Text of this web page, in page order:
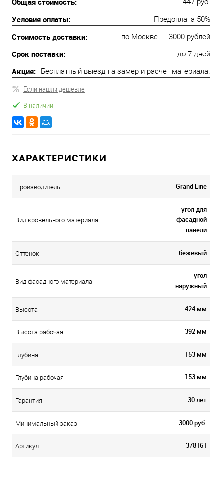
Общая стоимость: 447 руб.
Условия оплаты: Предоплата 50%
Стоимость доставки: по Москве — 3000 рублей
Срок поставки: до 7 дней
Акция: Бесплатный выезд на замер и расчет материала.
Если нашли дешевле
В наличии
ХАРАКТЕРИСТИКИ
Производитель Grand Line
Вид кровельного материала
угол для
фасадной
панели
Оттенок бежевый
Вид фасадного материала
угол
наружный
Высота 424 мм
Высота рабочая 392 мм
Глубина 153 мм
Глубина рабочая 153 мм
Гарантия 30 лет
Минимальный заказ 3000 руб.
Артикул 378161